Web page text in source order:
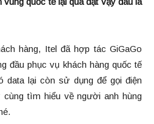
hàng, Itel đã hợp tác GiGaGo
đầu phục vụ khách hàng quốc tế
data lại còn sử dụng để gọi điện
cùng tìm hiểu về người anh hùng